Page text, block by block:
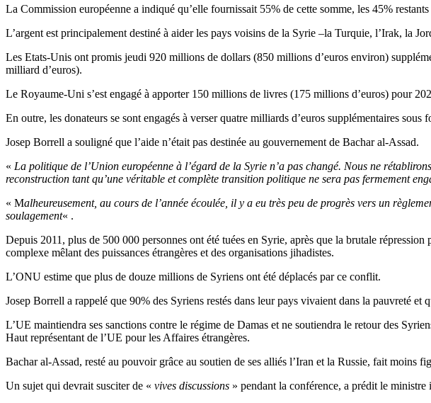
La Commission européenne a indiqué qu’elle fournissait 55% de cette somme, les 45%
L’argent est principalement destiné à aider les pays voisins de la Syrie –la Turquie, l’Irak, la
Les Etats-Unis ont promis jeudi 920 millions de dollars (850 millions d’euros environ)
milliard d’euros).
Le Royaume-Uni s’est engagé à apporter 150 millions de livres (175 millions d’euros) pour
En outre, les donateurs se sont engagés à verser quatre milliards d’euros supplémentaires
Josep Borrell a souligné que l’aide n’était pas destinée au gouvernement de Bachar al-Assad.
« La politique de l’Union européenne à l’égard de la Syrie n’a pas changé. Nous ne
reconstruction tant qu’une véritable et complète transition politique ne sera pas fermement
« Malheureusement, au cours de l’année écoulée, il y a eu très peu de progrès vers un
soulagement« .
Depuis 2011, plus de 500 000 personnes ont été tuées en Syrie, après que la brutale
complexe mêlant des puissances étrangères et des organisations jihadistes.
L’ONU estime que plus de douze millions de Syriens ont été déplacés par ce conflit.
Josep Borrell a rappelé que 90% des Syriens restés dans leur pays vivaient dans la pauvreté et
L’UE maintiendra ses sanctions contre le régime de Damas et ne soutiendra le retour des
Haut représentant de l’UE pour les Affaires étrangères.
Bachar al-Assad, resté au pouvoir grâce au soutien de ses alliés l’Iran et la Russie, fait moins
Un sujet qui devrait susciter de « vives discussions » pendant la conférence, a prédit le